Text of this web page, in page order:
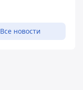
Все новости